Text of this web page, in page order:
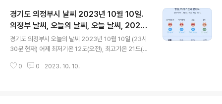
다 * 눈비 올 확률은 위 이미지에서 시간별 기상 상태 참조
대기상황 공기질은 어제 초미세먼지 좋음 = 9 ㎍/m³ 미
세먼지는 좋음 = 16 ㎍/m³ 황사는 보통 = 1 ㎍/m³ 자외
선 (오후) = 보통 오늘 초미세먼지 보통 = 17 ㎍/m³ 미세
먼지는 좋음 = 30 ㎍/m³ 황사는 보통 = 29 ㎍/m³ 자외
선 (오후) = 보통 대기상태는 어제..
경기도 의정부시 날씨 2023년 10월 10일.
의정부 날씨, 오늘의 날씨, 오늘 날씨, 2023 1
010, 초미세먼지, 미세먼지, 황사, 자외선
경기도 의정부시 오늘의 날씨 2023년 10월 10일 (23시
30분 현재) 어제 최저기온 12도(오전), 최고기온 21도(낮)
도 높은 최저기온, 어제와 같은 최고기온입니다 아침에 최
0 0 2023. 10. 10.